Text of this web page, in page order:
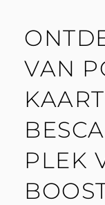
VAN
PLEK